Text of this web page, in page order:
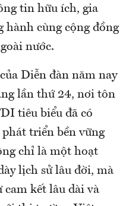
tin hữu ích, gia
hành cùng cộng đồng
nước.
Diễn đàn năm nay
lần thứ 24, nơi tôn
tiêu biểu đã có
phát triển bền vững
chỉ là một hoạt
lịch sử lâu đời, mà
cam kết lâu dài và